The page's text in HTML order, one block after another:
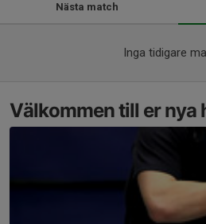
Nästa match
Inga tidigare
Välkommen till er nya